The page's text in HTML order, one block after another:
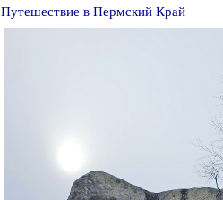
Путешествие в Пермский Край